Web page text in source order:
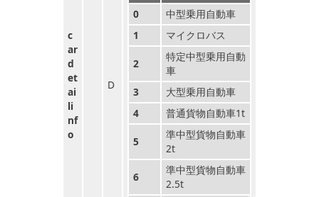
c
ar
d
et
ai
li
nf
o
D
0
中型乗用自動車
1
マイクロバス
2
特定中型乗用自動
車
3
大型乗用自動車
4
普通貨物自動車1t
5
準中型貨物自動車
2t
6
準中型貨物自動車
2.5t